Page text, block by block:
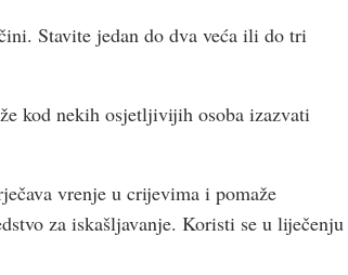
Stavite jedan do dva veća ili do tri
kod nekih osjetljivijih osoba izazvati
vrenje u crijevima i pomaže
za iskašljavanje. Koristi se u liječenju